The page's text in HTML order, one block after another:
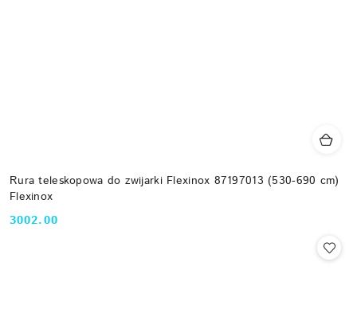
Rura teleskopowa do zwijarki Flexinox 87197013 (530-690 cm)
Flexinox
Cena:
3002.00